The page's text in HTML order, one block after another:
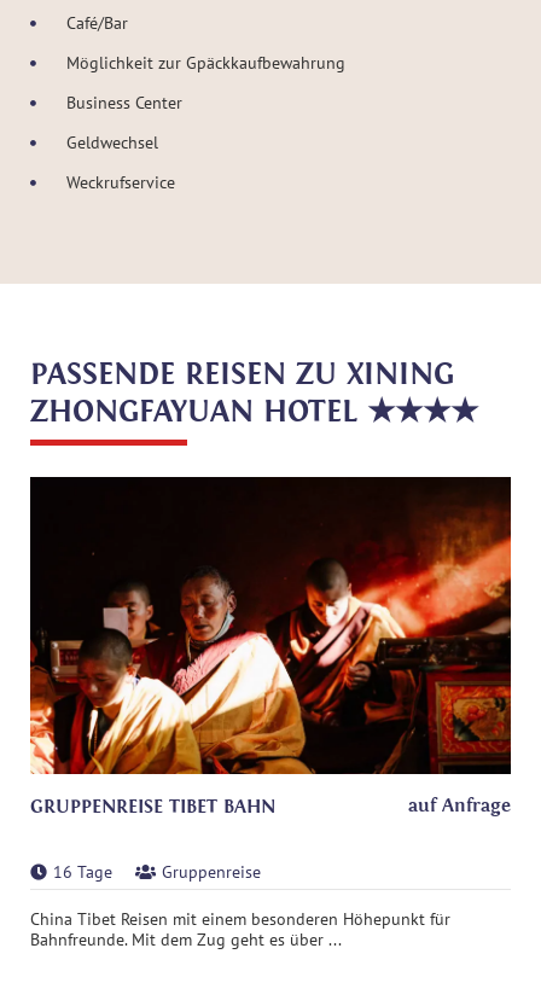
Café/Bar
Möglichkeit zur Gpäckkaufbewahrung
Business Center
Geldwechsel
Weckrufservice
PASSENDE REISEN ZU XINING
ZHONGFAYUAN HOTEL ★★★★
GRUPPENREISE TIBET BAHN auf Anfrage
16 Tage Gruppenreise
China Tibet Reisen mit einem besonderen Höhepunkt für
Bahnfreunde. Mit dem Zug geht es über ...